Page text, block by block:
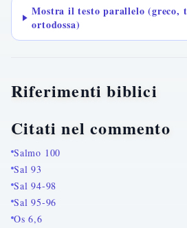
Mostra il testo parallelo (greco,
ortodossa)
Riferimenti biblici
Citati nel commento
Salmo 100
Sal 93
Sal 94-98
Sal 95-96
Os 6,6